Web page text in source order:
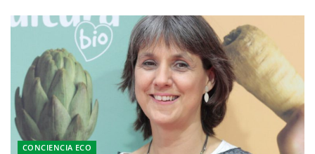
CONCIENCIA ECO